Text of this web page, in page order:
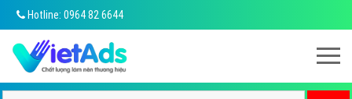
Hotline: 0964 82 6644